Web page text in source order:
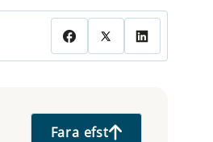
Fara efst